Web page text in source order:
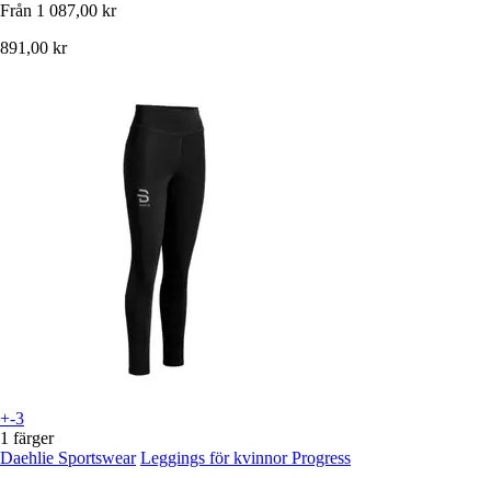
Från 1 087,00 kr
891,00 kr
+-3
1 färger
Daehlie Sportswear Leggings för kvinnor Progress